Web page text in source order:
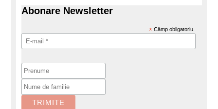
Abonare Newsletter
* Câmp obligatoriu.